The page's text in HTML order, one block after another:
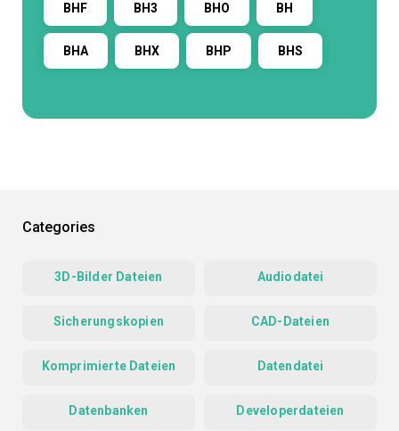
BHF BH3 BHO BH
BHA BHX BHP BHS
Categories
3D-Bilder Dateien Audiodatei
Sicherungskopien CAD-Dateien
Komprimierte Dateien Datendatei
Datenbanken Developerdateien